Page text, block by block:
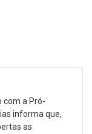
com a Pró-
informa que,
as